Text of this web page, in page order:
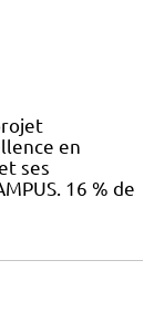
en
ses
16 % de